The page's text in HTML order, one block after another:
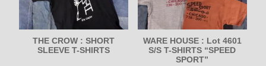
THE CROW : SHORT
SLEEVE T-SHIRTS
WARE HOUSE : Lot 4601
S/S T-SHIRTS “SPEED
SPORT”